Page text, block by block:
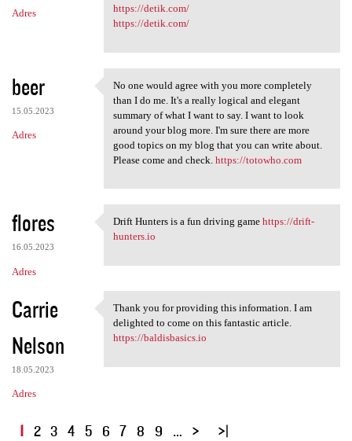
Adres
https://detik.com/
https://detik.com/
beer
15.05.2023
Adres
No one would agree with you
No one would agree with you more completely
than I do me. It's a really logical and elegant
summary of what I want to say. I want to look
around your blog more. I'm sure there are more
good topics on my blog that you can write about.
Please come and check. https://totowho.com
flores
16.05.2023
Adres
Drift Hunters is a fun
Drift Hunters is a fun driving game https://drift-
hunters.io
Carrie
Nelson
18.05.2023
Adres
Thank you for providing this
Thank you for providing this information. I am
delighted to come on this fantastic article.
https://baldisbasics.io
S1 2 3 4 5 6 7 8 9 …